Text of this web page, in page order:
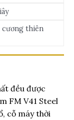
đều được
FM V41 Steel
cỗ máy thời
cương thiên